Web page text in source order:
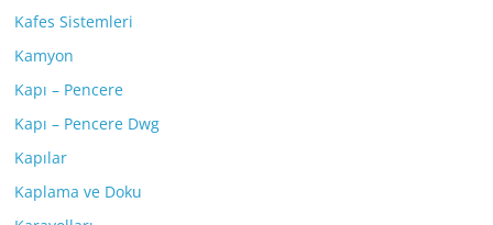
Kafes Sistemleri
Kamyon
Kapı – Pencere
Kapı – Pencere Dwg
Kapılar
Kaplama ve Doku